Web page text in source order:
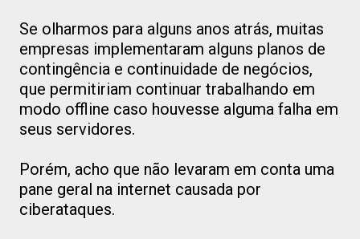
Se olharmos para alguns anos atrás, muitas
empresas implementaram alguns planos de
contingência e continuidade de negócios,
que permitiriam continuar trabalhando em
modo offline caso houvesse alguma falha em
seus servidores.
Porém, acho que não levaram em conta uma
pane geral na internet causada por
ciberataques.